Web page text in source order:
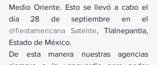
Medio Oriente. Esto se llevó a cabo el
@fiestamericana Satélite, Tlalnepantla,
Estado de México.
De esta manera nuestras agencias